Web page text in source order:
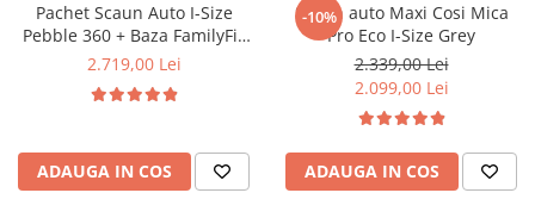
Pachet Scaun Auto I-Size
Pebble 360 + Baza FamilyFix
360 Maxi Cosi
2.719,00 Lei
ADAUGA IN COS
-10%
Scaun auto Maxi Cosi Mica
Pro Eco I-Size Grey
2.339,00 Lei
2.099,00 Lei
ADAUGA IN COS